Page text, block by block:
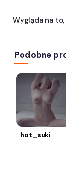
Wygląda na
Podobne
hot_suki